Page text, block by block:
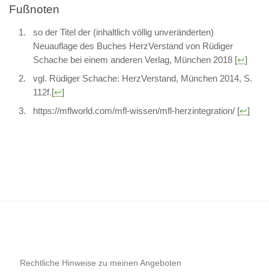
Fußnoten
so der Titel der (inhaltlich völlig unveränderten)
Neuauflage des Buches HerzVerstand von Rüdiger
Schache bei einem anderen Verlag, München 2018 [↩]
vgl. Rüdiger Schache: HerzVerstand, München 2014, S.
112f.[↩]
https://mflworld.com/mfl-wissen/mfl-herzintegration/ [↩]
Rechtliche Hinweise zu meinen Angeboten